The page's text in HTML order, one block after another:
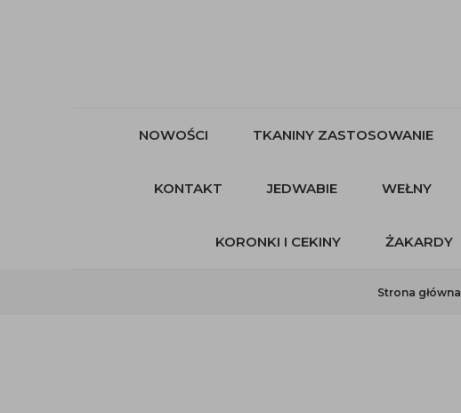
NOWOŚCI TKANINY ZASTOSOWANIE
KONTAKT JEDWABIE WEŁNY
KORONKI I CEKINY ŻAKARDY
Strona główna